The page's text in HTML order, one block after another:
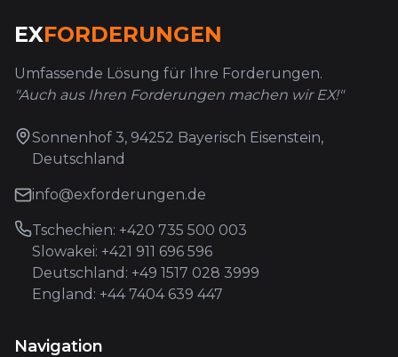
EXFORDERUNGEN
Umfassende Lösung für Ihre Forderungen.
"Auch aus Ihren Forderungen machen wir EX!"
Sonnenhof 3, 94252 Bayerisch Eisenstein,
Deutschland
info@exforderungen.de
Tschechien: +420 735 500 003
Slowakei: +421 911 696 596
Deutschland: +49 1517 028 3999
England: +44 7404 639 447
Navigation